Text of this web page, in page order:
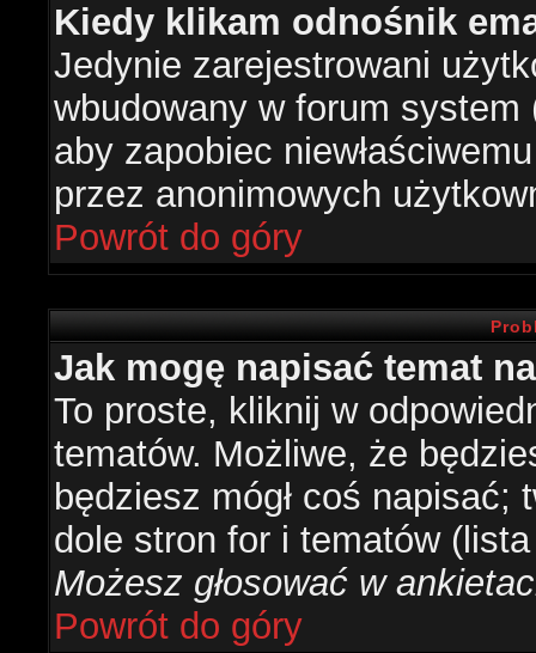
Kiedy klikam odnośnik
Jedynie zarejestrowani
wbudowany w forum system
aby zapobiec
przez anonimowych
Powrót do góry
Jak mogę napisać temat
To proste, kliknij w
tematów. Możliwe, że
będziesz mógł coś
dole stron for i tematów
Możesz głosować w
Powrót do góry